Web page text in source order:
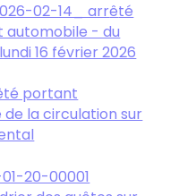
02-14_ arrêté
automobile - du
16 février 2026
portant
la circulation sur
20-00001